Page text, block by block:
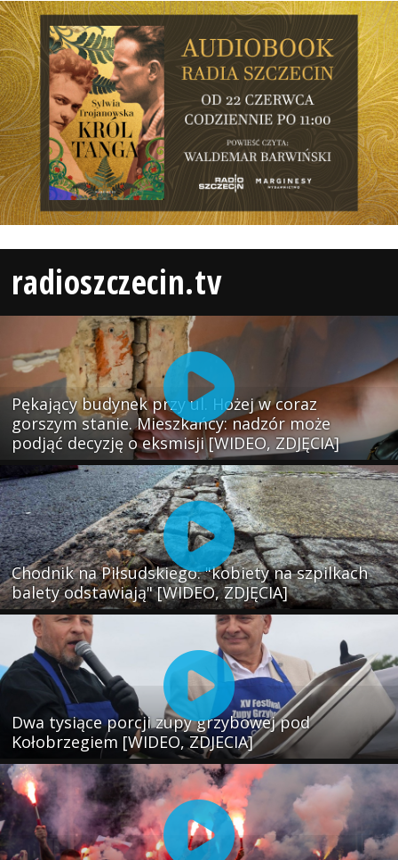
radioszczecin.tv
Pękający budynek przy ul. Hożej w coraz
gorszym stanie. Mieszkańcy: nadzór może
podjąć decyzję o eksmisji [WIDEO, ZDJĘCIA]
Chodnik na Piłsudskiego: "kobiety na szpilkach
balety odstawiają" [WIDEO, ZDJĘCIA]
Dwa tysiące porcji zupy grzybowej pod
Kołobrzegiem [WIDEO, ZDJECIA]